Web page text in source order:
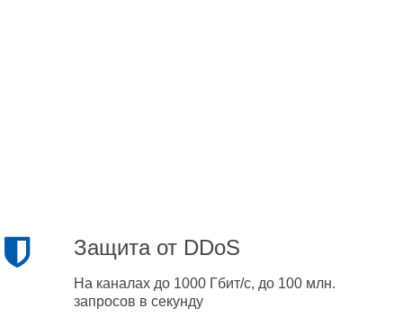
Защита от DDoS
На каналах до 1000 Гбит/с, до 100 млн.
запросов в секунду